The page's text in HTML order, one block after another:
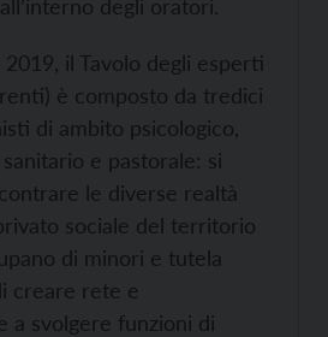
degli oratori.
il Tavolo degli esperti
è composto da tredici
di ambito psicologico,
e pastorale: si
le diverse realtà
sociale del territorio
di minori e tutela
creare rete e
a svolgere funzioni di